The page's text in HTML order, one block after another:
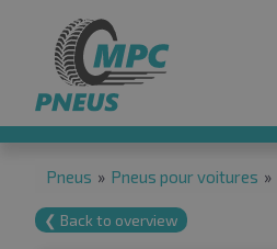
Pneus » Pneus pour voitures »
❮ Back to overview